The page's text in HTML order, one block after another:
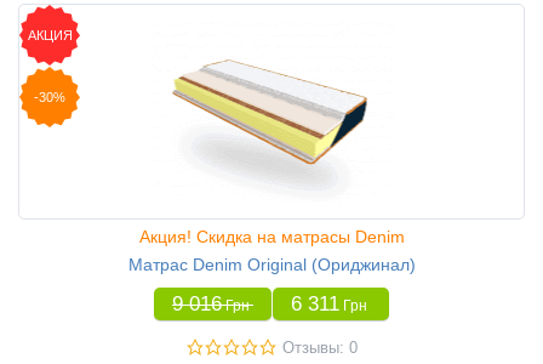
АКЦИЯ
-30%
Акция! Скидка на матрасы Denim
Матрас Denim Original (Ориджинал)
9 016 Грн 6 311 Грн
Отзывы: 0